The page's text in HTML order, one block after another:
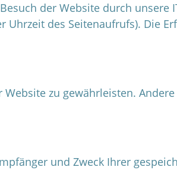
der Website durch unsere
des Seitenaufrufs). Die
zu gewährleisten.
und Zweck Ihrer